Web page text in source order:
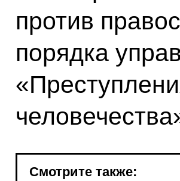
против
порядка
Смотрите также: